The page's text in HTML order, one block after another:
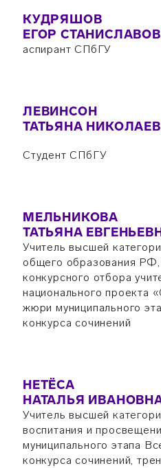
КУДРЯШОВ
ЕГОР
аспирант СПбГУ
ЛЕВИНСОН
ТАТЬЯНА
Студент СПбГУ
МЕЛЬНИКОВА
ТАТЬЯНА
Учитель высшей
общего образования РФ,
конкурсного отбора
национального проекта
жюри муниципального
конкурса сочинений
НЕТЁСА
НАТАЛЬЯ
Учитель высшей
воспитания и
муниципального этапа
конкурса сочинений,